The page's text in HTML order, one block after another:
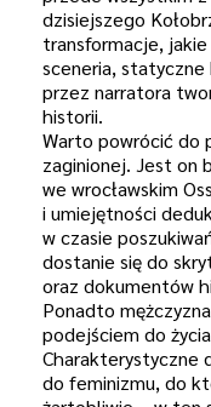
dzisiejszego
transformacje,
sceneria, statyczne
przez narratora
historii.
Warto powrócić do
zaginionej. Jest on
we wrocławskim
i umiejętności
w czasie
dostanie się do
oraz dokumentów
Ponadto
podejściem do
Charakterystyczne
do feminizmu, do